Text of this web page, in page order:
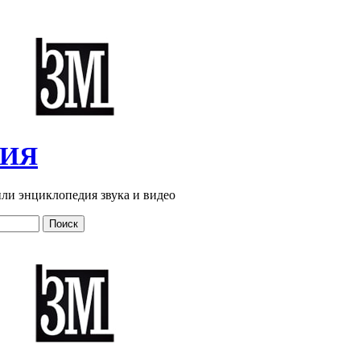
энциклопедия звука и видео
Поиск